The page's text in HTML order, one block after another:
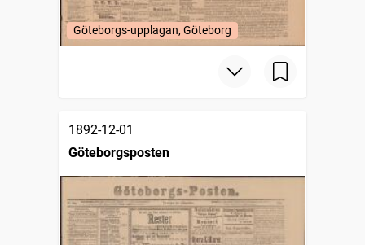
Göteborgs-upplagan, Göteborg
1892-12-01
Göteborgsposten